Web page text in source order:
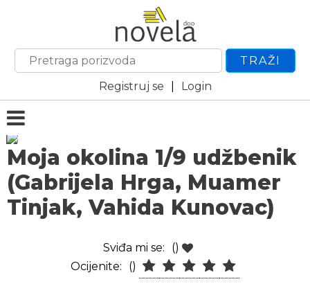
TRAŽI
Registruj se
Login
Moja okolina 1/9 udžbenik
(Gabrijela Hrga, Muamer
Tinjak, Vahida Kunovac)
Sviđa mi se:
()
Ocijenite:
()